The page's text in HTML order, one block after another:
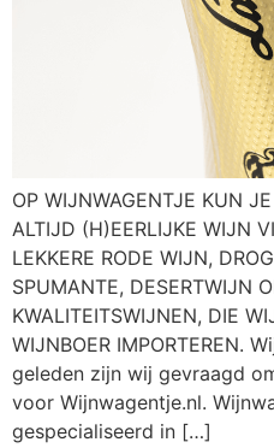
OP WIJNWAGENTJE KUN
ALTIJD (H)EERLIJKE WIJN
LEKKERE RODE WIJN,
SPUMANTE, DESERTWIJN
KWALITEITSWIJNEN, DIE
WIJNBOER IMPORTEREN.
geleden zijn wij gevraagd
voor Wijnwagentje.nl.
gespecialiseerd in […]